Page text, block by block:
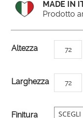
MADE IN
Prodotto
Altezza 72
Larghezza 72
Finitura
A
e
n